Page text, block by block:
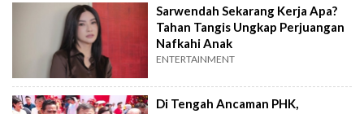
Sarwendah Sekarang Kerja Apa?
Tahan Tangis Ungkap Perjuangan
Nafkahi Anak
ENTERTAINMENT
Di Tengah Ancaman PHK,